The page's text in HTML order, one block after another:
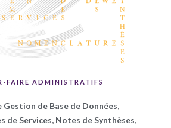
FAIRE ADMINISTRATIFS
Gestion de Base de Données,
deServices, Notes de Synthèses,